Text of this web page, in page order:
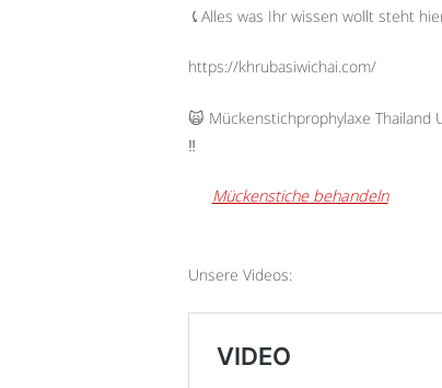
⤹Alles was Ihr wissen wollt steht
https://khrubasiwichai.com/
🙀 Mückenstichprophylaxe Thailand
‼️
Mückenstiche behandeln
Unsere Videos: